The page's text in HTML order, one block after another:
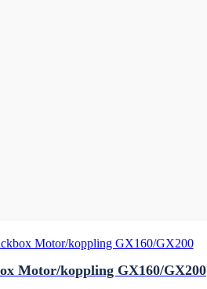
Motor/koppling GX160/GX200